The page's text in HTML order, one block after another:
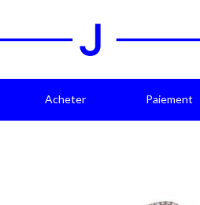
Acheter Paiement